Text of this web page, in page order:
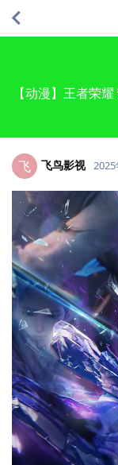
【动漫】王者荣
飞 飞鸟影视